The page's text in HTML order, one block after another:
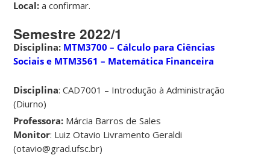
Local: a confirmar.
Semestre 2022/1
Disciplina: MTM3700 – Cálculo para Ciências
Sociais e MTM3561 – Matemática Financeira
Disciplina: CAD7001 – Introdução à Administração
(Diurno)
Professora: Márcia Barros de Sales
Monitor: Luiz Otavio Livramento Geraldi
(otavio@grad.ufsc.br)